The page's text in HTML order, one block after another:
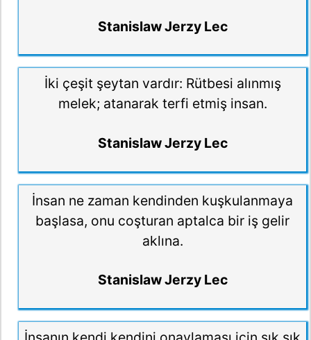
Stanislaw Jerzy Lec
İki çeşit şeytan vardır: Rütbesi alınmış
melek; atanarak terfi etmiş insan.
Stanislaw Jerzy Lec
İnsan ne zaman kendinden kuşkulanmaya
başlasa, onu coşturan aptalca bir iş gelir
aklına.
Stanislaw Jerzy Lec